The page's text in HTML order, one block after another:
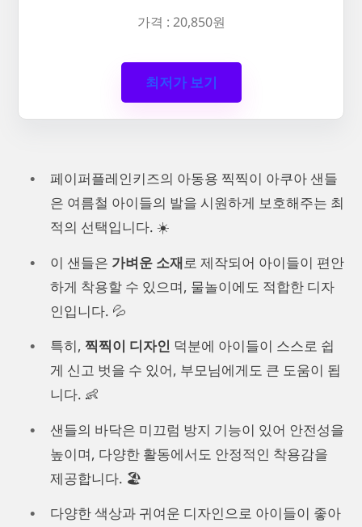
가격 : 20,850원
최저가 보기
페이퍼플레인키즈의 아동용 찍찍이 아쿠아 샌들
은 여름철 아이들의 발을 시원하게 보호해주는 최
적의 선택입니다. ☀️
이 샌들은 가벼운 소재로 제작되어 아이들이 편안
하게 착용할 수 있으며, 물놀이에도 적합한 디자
인입니다. 💦
특히, 찍찍이 디자인 덕분에 아이들이 스스로 쉽
게 신고 벗을 수 있어, 부모님에게도 큰 도움이 됩
니다. 👶
샌들의 바닥은 미끄럼 방지 기능이 있어 안전성을
높이며, 다양한 활동에서도 안정적인 착용감을
제공합니다. 🏖️
다양한 색상과 귀여운 디자인으로 아이들이 좋아